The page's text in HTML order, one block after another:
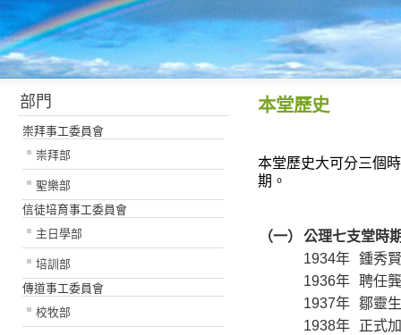
部門
崇拜事工委員會
崇拜部
聖樂部
信徒培育事工委員會
主日學部
培訓部
傳道事工委員會
校牧部
本堂歷史
本堂歷史大可分三個
期。
（一）
公理七支堂時
1934年 鍾秀
1936年 聘任
1937年 鄒靈
1938年
正式